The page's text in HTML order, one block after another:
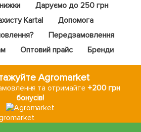
Даруємо до 250 грн
Kartal
Допомога
Передзамовлення
Оптовий прайс Бренди
Agromarket
та отримайте+200 грн
бонусів!